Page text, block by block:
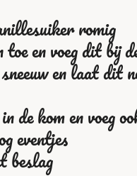
romig
toe en voeg dit
en laat dit
kom en voeg
eventjes
beslag